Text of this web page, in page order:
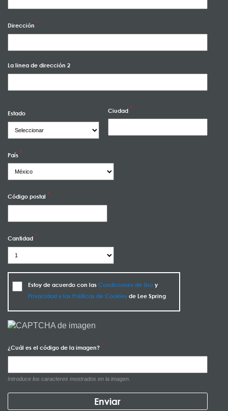
Dirección
La linea de dirección 2
Estado Ciudad
País
Código postal
Cantidad
Estoy de acuerdo con las Condiciones de Usoy
Privacidad y las Políticas de Cookiesde Lee Spring
¿Cuál es el código de la imagen?
Introduce los caracteres mostrados en la imagen.